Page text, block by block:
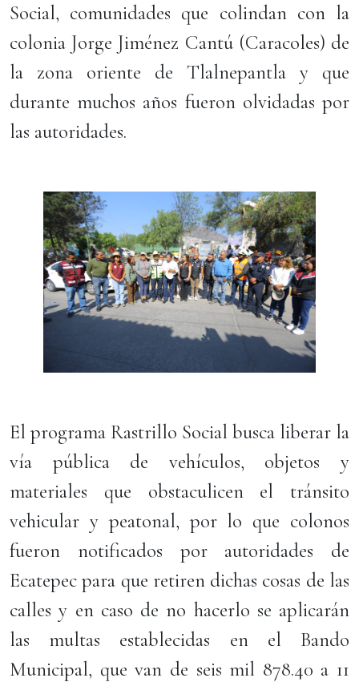
Social, comunidades que colindan con la
colonia Jorge Jiménez Cantú (Caracoles) de
la zona oriente de Tlalnepantla y que
durante muchos años fueron olvidadas por
las autoridades.
El programa Rastrillo Social busca liberar la
vía pública de vehículos, objetos y
materiales que obstaculicen el tránsito
vehicular y peatonal, por lo que colonos
fueron notificados por autoridades de
Ecatepec para que retiren dichas cosas de las
calles y en caso de no hacerlo se aplicarán
las multas establecidas en el Bando
Municipal, que van de seis mil 878.40 a 11